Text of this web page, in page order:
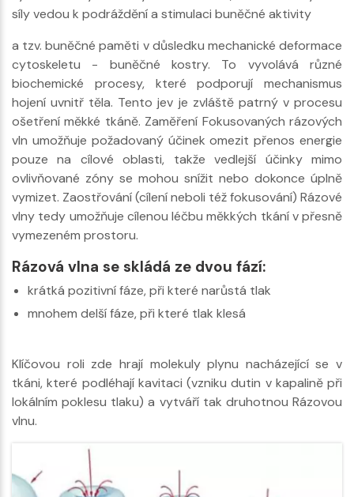
síly vedou k podráždění a stimulaci buněčné aktivity
a tzv. buněčné paměti v důsledku mechanické deformace
cytoskeletu - buněčné kostry. To vyvolává různé
biochemické procesy, které podporují mechanismus
hojení uvnitř těla. Tento jev je zvláště patrný v procesu
ošetření měkké tkáně. Zaměření Fokusovaných rázových
vln umožňuje požadovaný účinek omezit přenos energie
pouze na cílové oblasti, takže vedlejší účinky mimo
ovlivňované zóny se mohou snížit nebo dokonce úplně
vymizet. Zaostřování (cílení neboli též fokusování) Rázové
vlny tedy umožňuje cílenou léčbu měkkých tkání v přesně
vymezeném prostoru.
Rázová vlna se skládá ze dvou fází:
krátká pozitivní fáze, při které narůstá tlak
mnohem delší fáze, při které tlak klesá
Klíčovou roli zde hrají molekuly plynu nacházející se v
tkáni, které podléhají kavitaci (vzniku dutin v kapalině při
lokálním poklesu tlaku) a vytváří tak druhotnou Rázovou
vlnu.